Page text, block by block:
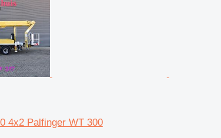
4x2 Palfinger WT 300